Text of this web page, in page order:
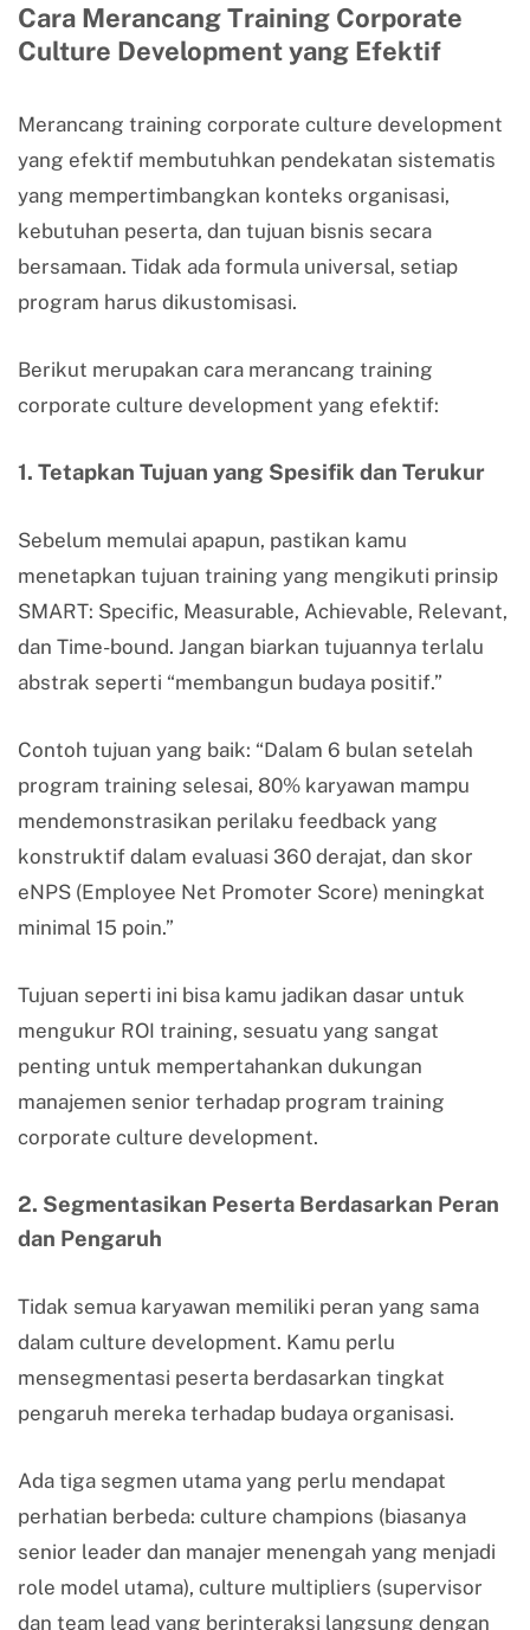
Cara Merancang Training Corporate
Culture Development yang Efektif
Merancang training corporate culture development
yang efektif membutuhkan pendekatan sistematis
yang mempertimbangkan konteks organisasi,
kebutuhan peserta, dan tujuan bisnis secara
bersamaan. Tidak ada formula universal, setiap
program harus dikustomisasi.
Berikut merupakan cara merancang training
corporate culture development yang efektif:
1. Tetapkan Tujuan yang Spesifik dan Terukur
Sebelum memulai apapun, pastikan kamu
menetapkan tujuan training yang mengikuti prinsip
SMART: Specific, Measurable, Achievable, Relevant,
dan Time-bound. Jangan biarkan tujuannya terlalu
abstrak seperti “membangun budaya positif.”
Contoh tujuan yang baik: “Dalam 6 bulan setelah
program training selesai, 80% karyawan mampu
mendemonstrasikan perilaku feedback yang
konstruktif dalam evaluasi 360 derajat, dan skor
eNPS (Employee Net Promoter Score) meningkat
minimal 15 poin.”
Tujuan seperti ini bisa kamu jadikan dasar untuk
mengukur ROI training, sesuatu yang sangat
penting untuk mempertahankan dukungan
manajemen senior terhadap program training
corporate culture development.
2. Segmentasikan Peserta Berdasarkan Peran
dan Pengaruh
Tidak semua karyawan memiliki peran yang sama
dalam culture development. Kamu perlu
mensegmentasi peserta berdasarkan tingkat
pengaruh mereka terhadap budaya organisasi.
Ada tiga segmen utama yang perlu mendapat
perhatian berbeda: culture champions (biasanya
senior leader dan manajer menengah yang menjadi
role model utama), culture multipliers (supervisor
dan team lead yang berinteraksi langsung dengan